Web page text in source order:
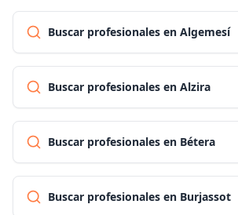
Buscar profesionales en Algemesí
Buscar profesionales en Alzira
Buscar profesionales en Bétera
Buscar profesionales en Burjassot